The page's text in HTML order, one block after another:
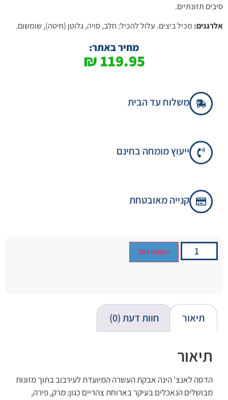
סיבים תזונתיים.
אלרגנים: מכיל ביצים. עלול להכיל: חלב, סויה, גלוטן (חיטה), שומשום.
מחיר באתר:
119.95
₪
משלוח עד הבית
ייעוץ מומחה בחינם
קנייה מאובטחת
הוספה לסל
תיאור חוות דעת (0)
תיאור
הדסה לאנצ' הינה אבקת העשרה המיועדת לעירבוב בתוך מזונות
מבושלים הנאכלים בעיקר בארוחת צהריים כגון: מרק, פירה,